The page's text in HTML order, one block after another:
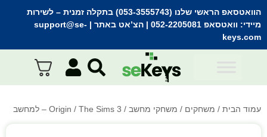
הוואטסאפ הראשי שלנו (053-3555743) בתקלה זמנית
– לשירות
מיידי: וואטסאפ 052-2205081 | הצ’אט באתר | support@se-
keys.com
עמוד הבית / משחקים / משחקי מחשב /
Origin / The Sims 3 – למחשב